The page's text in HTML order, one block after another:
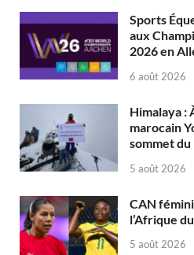
Sports
aux
2026 en
6 août 2026
Himalaya :
marocain
sommet du
5 août 2026
CAN
l’Afrique
5 août 2026